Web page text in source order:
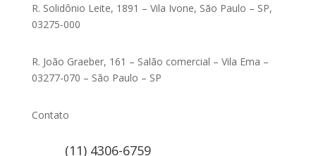
R. Solidônio Leite, 1891 – Vila Ivone, São Paulo – SP,
03275-000
R. João Graeber, 161 – Salão comercial – Vila Ema –
03277-070 – São Paulo – SP
Contato
(11) 4306-6759